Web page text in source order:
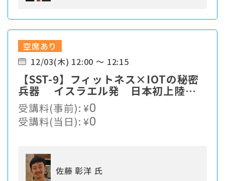
空席あり
12/03(木) 12:00 ～ 12:15
【SST-9】フィットネス×IOTの秘密
兵器 イスラエル発 日本初上陸
新トレーニングシステ
ム“MOONRUN”の可能性
受講料(事前):¥0
受講料(当日):¥0
佐藤 彰洋 氏